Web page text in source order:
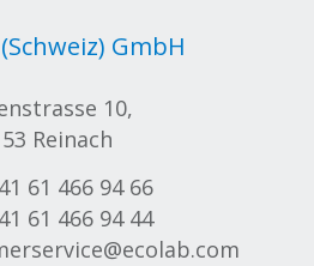
(Schweiz) GmbH
10,
Reinach
61 466 94 66
61 466 94 44